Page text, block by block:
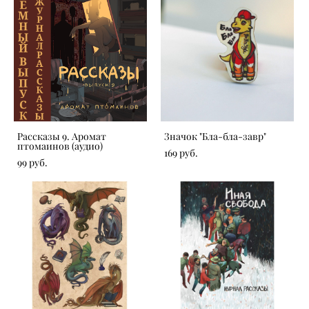
Рассказы 9. Аромат
птомаинов (аудио)
99 pуб.
Значок "Бла-бла-завр"
169 pуб.